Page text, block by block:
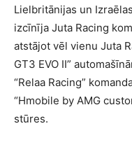
Lielbritānijas un
izcīnīja Juta Racing
atstājot vēl vienu Juta
GT3 EVO II”
“Relaa Racing”
“Hmobile by AMG
stūres.